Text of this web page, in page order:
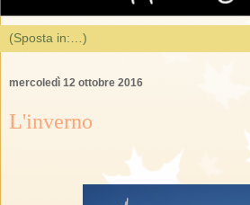
mercoledì 12 ottobre 2016
L'inverno